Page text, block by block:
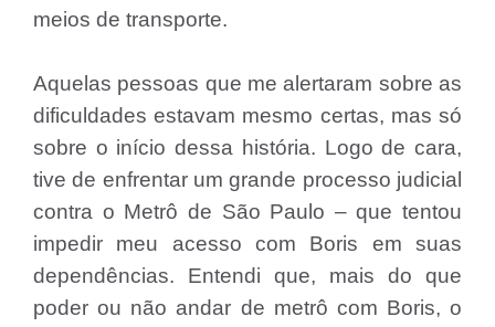
meios de transporte.
Aquelas pessoas que me alertaram sobre as
dificuldades estavam mesmo certas, mas só
sobre o início dessa história. Logo de cara,
tive de enfrentar um grande processo judicial
contra o Metrô de São Paulo – que tentou
impedir meu acesso com Boris em suas
dependências. Entendi que, mais do que
poder ou não andar de metrô com Boris, o